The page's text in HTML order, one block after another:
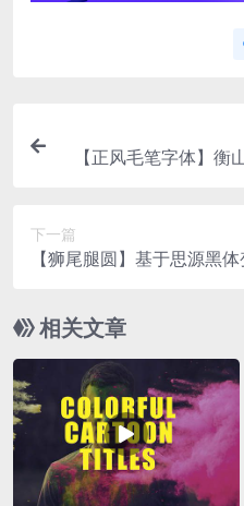
【正风毛笔字体】衡
下一篇
【狮尾腿圆】基于思源黑
相关文章